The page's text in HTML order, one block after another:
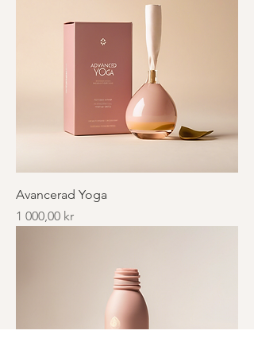
Avancerad Yoga
Pris
1 000,00 kr